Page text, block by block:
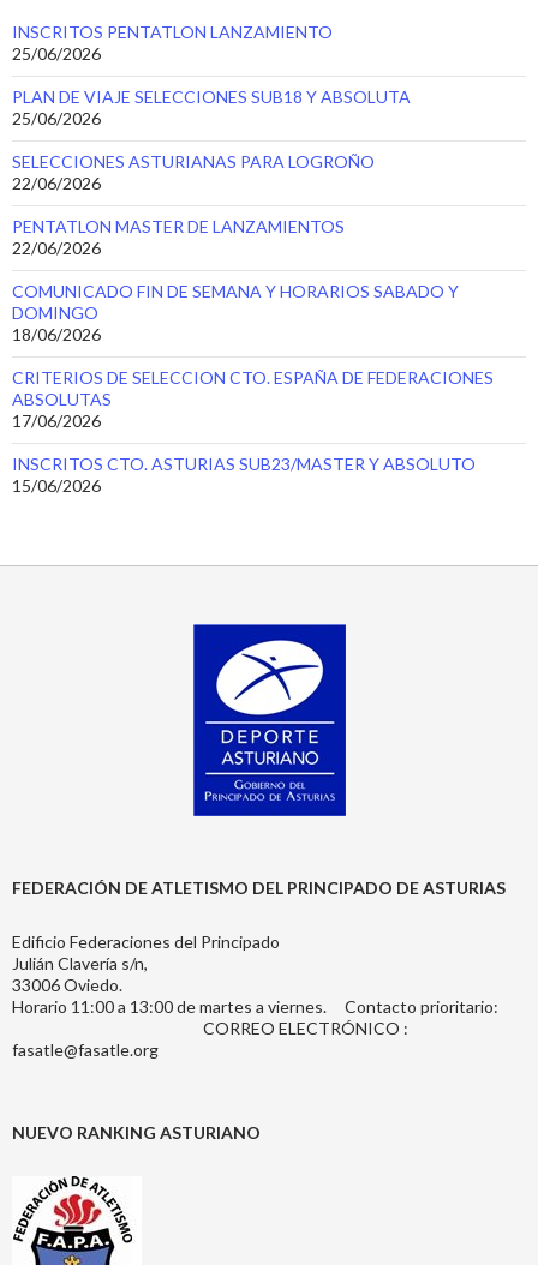
INSCRITOS PENTATLON LANZAMIENTO
25/06/2026
PLAN DE VIAJE SELECCIONES SUB18 Y ABSOLUTA
25/06/2026
SELECCIONES ASTURIANAS PARA LOGROÑO
22/06/2026
PENTATLON MASTER DE LANZAMIENTOS
22/06/2026
COMUNICADO FIN DE SEMANA Y HORARIOS SABADO Y
DOMINGO
18/06/2026
CRITERIOS DE SELECCION CTO. ESPAÑA DE FEDERACIONES
ABSOLUTAS
17/06/2026
INSCRITOS CTO. ASTURIAS SUB23/MASTER Y ABSOLUTO
15/06/2026
FEDERACIÓN DE ATLETISMO DEL PRINCIPADO DE ASTURIAS
Edificio Federaciones del Principado
Julián Clavería s/n,
33006 Oviedo.
Horario 11:00 a 13:00 de martes a viernes. Contacto prioritario:
CORREO ELECTRÓNICO :
fasatle@fasatle.org
NUEVO RANKING ASTURIANO